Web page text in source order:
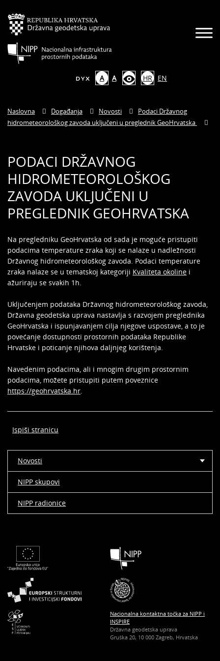
A A HR EN
Naslovna Događanja Novosti
Podaci Državnog
hidrometeorološkog zavoda uključeni u preglednik GeoHrvatska
PODACI DRŽAVNOG
HIDROMETEOROLOŠKOG
ZAVODA UKLJUČENI U
PREGLEDNIK GEOHRVATSKA
Na pregledniku GeoHrvatska od sada je moguće pristupiti
podacima temperature zraka koji se nalaze u nadležnosti
Državnog hidrometeorološkog zavoda. Podaci temperature
zraka nalaze se u tematskoj kategoriji Kvaliteta okoline i
ažuriraju se svakih 1h.
Uključenjem podataka Državnog hidrometeorološkog zavoda,
Državna geodetska uprava nastavlja s razvojem preglednika
GeoHrvatska i ispunjavanjem cilja njegove uspostave, a to je
povećanje dostupnosti prostornih podataka Republike
Hrvatske i poticanje njihova daljnjeg korištenja.
Navedenim podacima, ali i mnogim drugim prostornim
podacima, možete pristupiti putem poveznice
https://geohrvatska.hr.
Ispiši stranicu
Novosti
NIPP skupovi
NIPP radionice
Nacionalna kontaktna točka za NIPP i
INSPIRE
Državna geodetska uprava
Gruška 20, 10 000 Zagreb, Hrvatska